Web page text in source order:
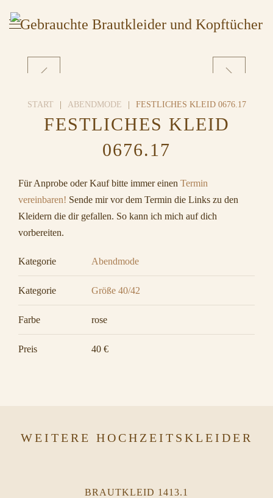
START ABENDMODE FESTLICHES KLEID 0676.17
FESTLICHES KLEID
0676.17
Für Anprobe oder Kauf bitte immer einen Termin
vereinbaren! Sende mir vor dem Termin die Links zu den
Kleidern die dir gefallen. So kann ich mich auf dich
vorbereiten.
Kategorie Abendmode
Kategorie Größe 40/42
Farbe rose
Preis 40 €
WEITERE HOCHZEITSKLEIDER
BRAUTKLEID 1413.1